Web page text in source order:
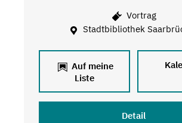
Vortrag
Stadtbibliothek
Auf meine
Liste
Detail